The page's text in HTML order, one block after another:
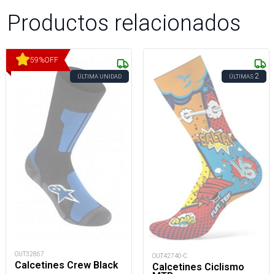
Productos relacionados
59%OFF
ÚLTIMA UNIDAD
OUT32867
Calcetines Crew Black
ÚLTIMAS2
OUT42740-C
Calcetines Ciclismo